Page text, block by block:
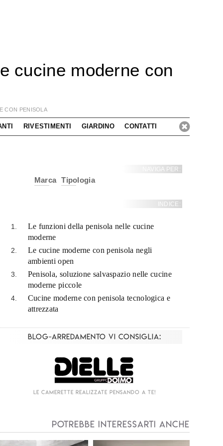
cucine moderne con
CON PENISOLA
RIVESTIMENTI GIARDINO CONTATTI
NAVIGA PER:
Marca Tipologia
INDICE:
Le funzioni della penisola nelle cucine
moderne
Le cucine moderne con penisola negli
ambienti open
Penisola, soluzione salvaspazio nelle cucine
moderne piccole
Cucine moderne con penisola tecnologica e
attrezzata
Blog-Arredamento vi consiglia:
Potrebbe interessarti anche